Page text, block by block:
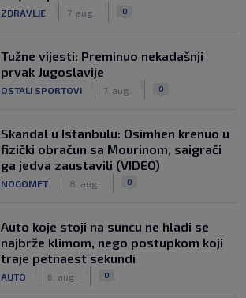
ZDRAVLJE 7. aug. 0
Tužne vijesti: Preminuo nekadašnji
prvak Jugoslavije
OSTALI SPORTOVI 7. aug. 0
Skandal u Istanbulu: Osimhen krenuo u
fizički obračun sa Mourinom, saigrači
ga jedva zaustavili (VIDEO)
NOGOMET 8. aug. 0
Auto koje stoji na suncu ne hladi se
najbrže klimom, nego postupkom koji
traje petnaest sekundi
AUTO 6. aug. 0